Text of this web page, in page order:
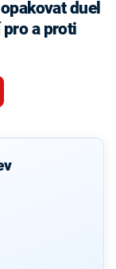
a proti